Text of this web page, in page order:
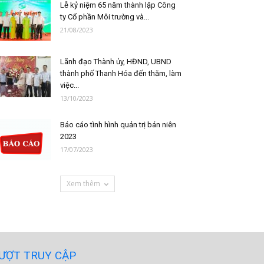
Lễ kỷ niệm 65 năm thành lập Công
ty Cổ phần Môi trường và...
21/08/2023
Lãnh đạo Thành ủy, HĐND, UBND
thành phố Thanh Hóa đến thăm, làm
việc...
13/10/2023
Báo cáo tình hình quản trị bán niên
2023
17/07/2023
Xem thêm
TRUY CẬP